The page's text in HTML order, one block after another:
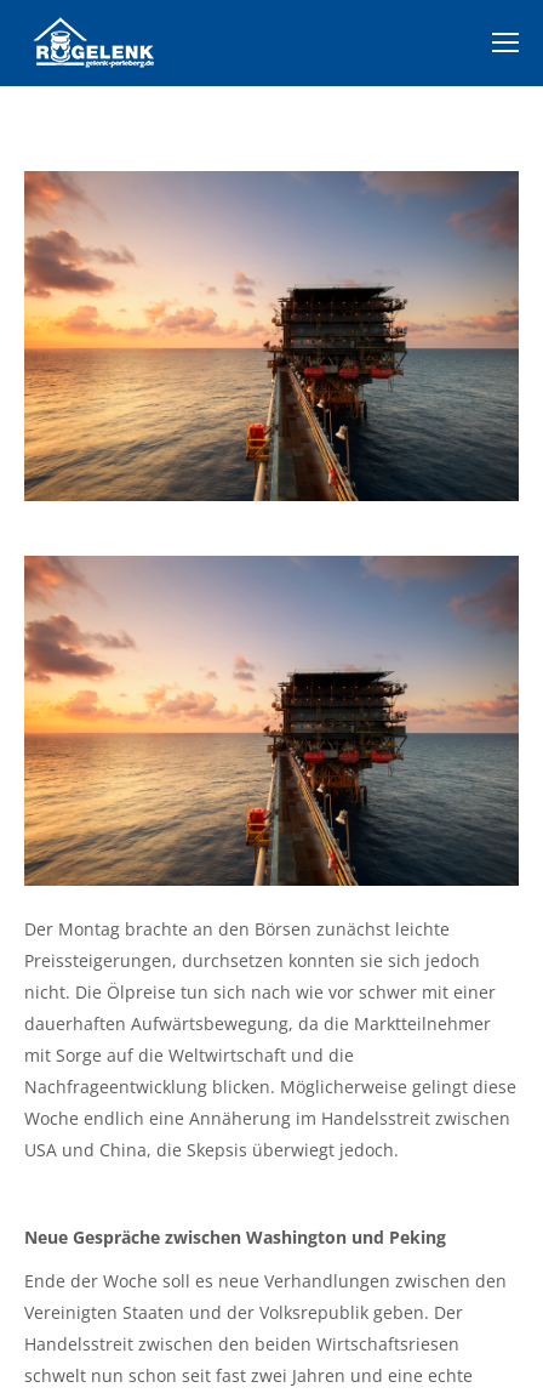
Der Montag brachte an den Börsen zunächst leichte
Preissteigerungen, durchsetzen konnten sie sich jedoch
nicht. Die Ölpreise tun sich nach wie vor schwer mit einer
dauerhaften Aufwärtsbewegung, da die Marktteilnehmer
mit Sorge auf die Weltwirtschaft und die
Nachfrageentwicklung blicken. Möglicherweise gelingt diese
Woche endlich eine Annäherung im Handelsstreit zwischen
USA und China, die Skepsis überwiegt jedoch.
Neue Gespräche zwischen Washington und Peking
Ende der Woche soll es neue Verhandlungen zwischen den
Vereinigten Staaten und der Volksrepublik geben. Der
Handelsstreit zwischen den beiden Wirtschaftsriesen
schwelt nun schon seit fast zwei Jahren und eine echte